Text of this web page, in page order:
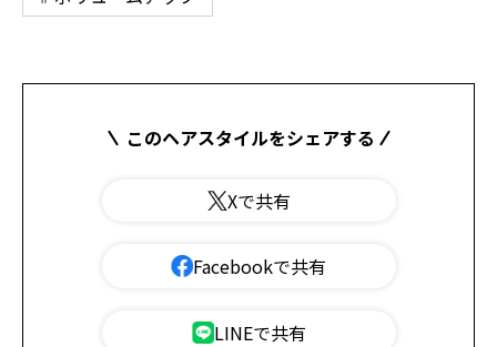
このヘアスタイルをシェアする
Xで共有
Facebookで共有
LINEで共有